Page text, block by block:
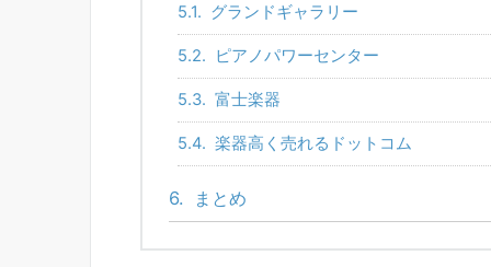
5.1. グランドギャラリー
5.2. ピアノパワーセンター
5.3. 富士楽器
5.4. 楽器高く売れるドットコム
6. まとめ